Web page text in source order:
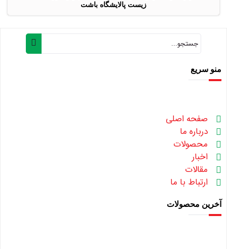
زیست پالایشگاه باشت
منو سریع
صفحه اصلی
درباره ما
محصولات
اخبار
مقالات
ارتباط با ما
آخرین محصولات